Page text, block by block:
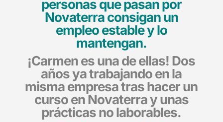
personas que pasan por
Novaterra consigan un
empleo estable y lo
mantengan.
¡Carmen es una de ellas! Dos
años ya trabajando en la
misma empresa tras hacer un
curso en Novaterra y unas
prácticas no laborables.